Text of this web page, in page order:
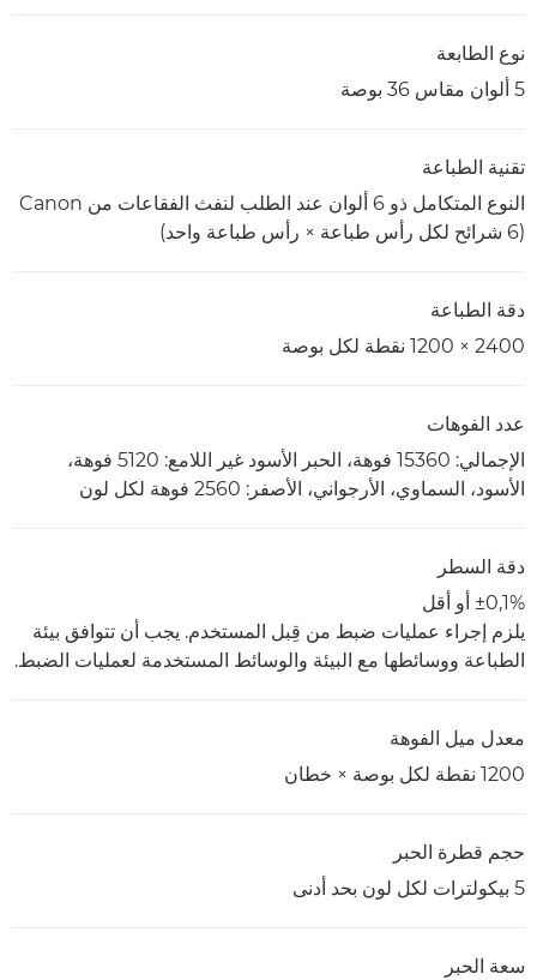
نوع الطابعة
5 ألوان مقاس 36 بوصة
تقنية الطباعة
(6 شرائح لكل رأس طباعة × رأس طباعة واحد)
دقة الطباعة
2400 × 1200 نقطة لكل بوصة
عدد الفوهات
الإجمالي: 15360 فوهة، الحبر الأسود غير اللامع: 5120 فوهة،
الأسود، السماوي، الأرجواني، الأصفر: 2560 فوهة لكل لون
دقة السطر
±0,1% أو أقل
يلزم إجراء عمليات ضبط من قِبل المستخدم. يجب أن تتوافق بيئة
الطباعة ووسائطها مع البيئة والوسائط المستخدمة لعمليات الضبط.
معدل ميل الفوهة
1200 نقطة لكل بوصة × خطان
حجم قطرة الحبر
5 بيكولترات لكل لون بحد أدنى
سعة الحبر